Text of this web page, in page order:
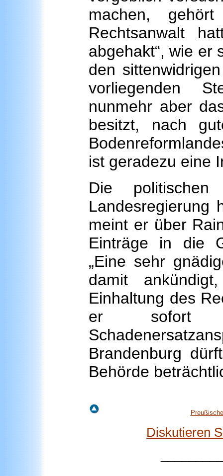
machen,
Rechtsanwalt
abgehakt“, wie er
den
vorliegenden
nunmehr aber
besitzt, nach
ist geradezu eine
Die politischen
Landesregierung
meint er über
Einträge in die
„Eine sehr
damit
Einhaltung des
er sofort
Brandenburg
Behörde
Diskutieren